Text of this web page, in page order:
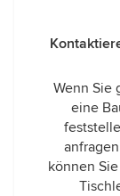
Wenn Sie
eine
können